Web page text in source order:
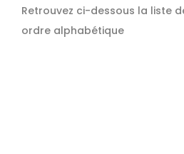
Retrouvez ci-dessous la liste
ordre alphabétique